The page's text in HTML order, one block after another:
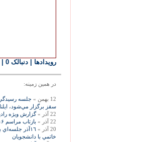
رويدادها | دنبالک 0
در همين زمينه:
12 بهمن »
جلسه رسيدگي
سقز برگزار مي‌‏شود، ايلنا
22 آذر »
گزارش ويژه راديو رسانه از
22 آذر »
بازتاب مراسم ۱۶ آذر در دانشگاه تهران در روزنامه هاى داخلى، ايرنا
20 آذر »
١٦آذر
خاتمي با دانشجويان